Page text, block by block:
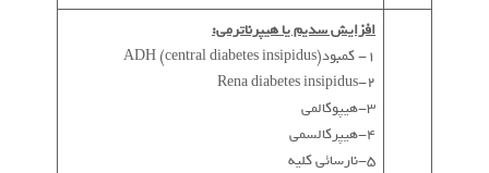
افزایش سدیم یا هیپرناترمی:
1- کمبودADH (central diabetes insipidus)
2-Rena diabetes insipidus
3-هیپوکالمی
4-هیپرکالسمی
5-نارسائی کلیه